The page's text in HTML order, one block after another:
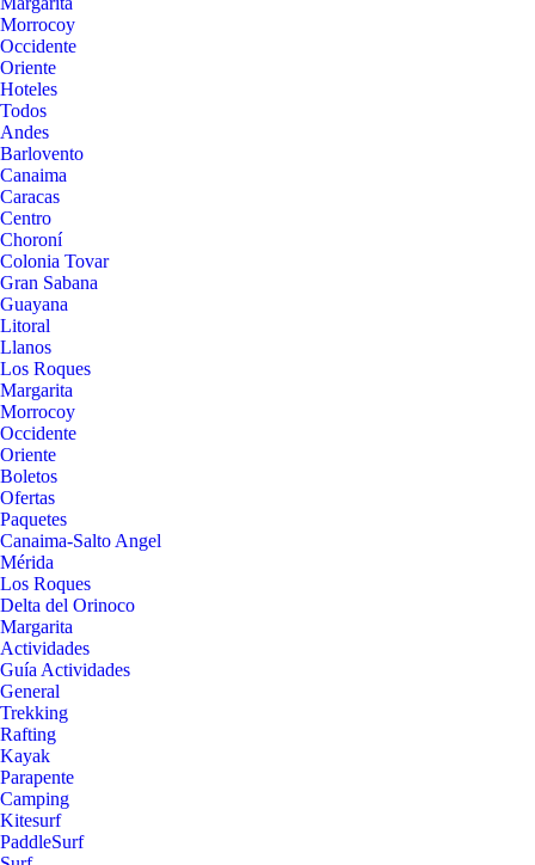
Morrocoy
Occidente
Oriente
Hoteles
Todos
Andes
Barlovento
Canaima
Caracas
Centro
Choroní
Colonia Tovar
Gran Sabana
Guayana
Litoral
Llanos
Los Roques
Margarita
Morrocoy
Occidente
Oriente
Boletos
Ofertas
Paquetes
Canaima-Salto Angel
Mérida
Los Roques
Delta del Orinoco
Margarita
Actividades
Guía Actividades
General
Trekking
Rafting
Kayak
Parapente
Camping
Kitesurf
PaddleSurf